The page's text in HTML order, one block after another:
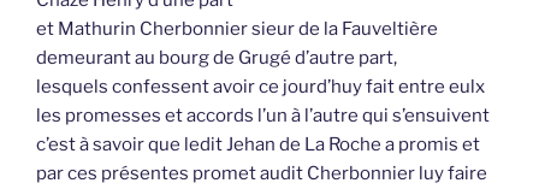
et Mathurin Cherbonnier sieur de la Fauveltière
demeurant au bourg de Grugé d’autre part,
lesquels confessent avoir ce jourd’huy fait entre eulx
les promesses et accords l’un à l’autre qui s’ensuivent
c’est à savoir que ledit Jehan de La Roche a promis et
par ces présentes promet audit Cherbonnier luy faire